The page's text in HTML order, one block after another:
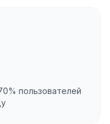
пользователей